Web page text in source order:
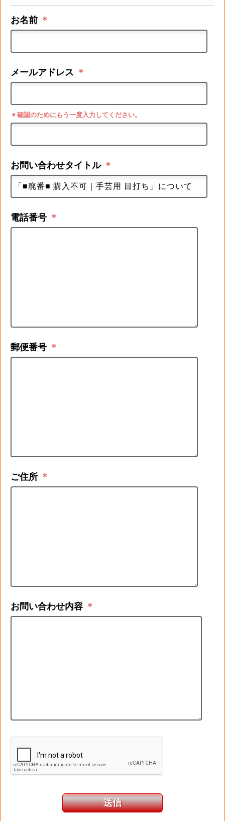
お名前 ＊
メールアドレス ＊
▼確認のためにもう一度入力してください。
お問い合わせタイトル ＊
電話番号 ＊
郵便番号 ＊
ご住所 ＊
お問い合わせ内容 ＊